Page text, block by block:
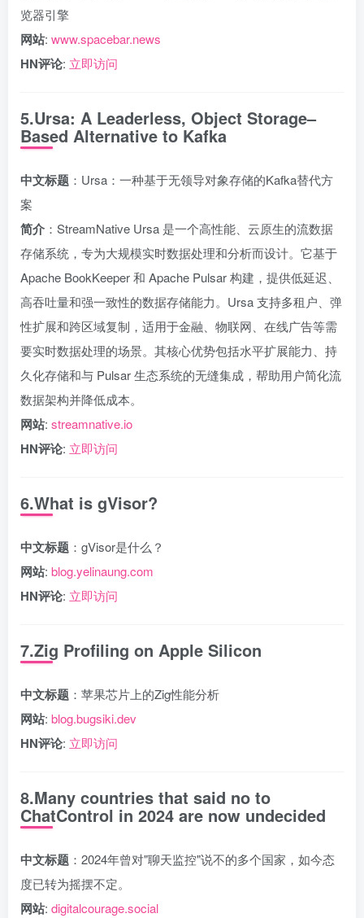
览器引擎
网站: www.spacebar.news
HN评论: 立即访问
5.Ursa: A Leaderless, Object Storage–
Based Alternative to Kafka
中文标题 ：Ursa：一种基于无领导对象存储的Kafka替代方
案
简介 ：StreamNative Ursa 是一个高性能、云原生的流数据
存储系统，专为大规模实时数据处理和分析而设计。它基于
Apache BookKeeper 和 Apache Pulsar 构建，提供低延迟、
高吞吐量和强一致性的数据存储能力。Ursa 支持多租户、弹
性扩展和跨区域复制，适用于金融、物联网、在线广告等需
要实时数据处理的场景。其核心优势包括水平扩展能力、持
久化存储和与 Pulsar 生态系统的无缝集成，帮助用户简化流
数据架构并降低成本。
网站: streamnative.io
HN评论: 立即访问
6.What is gVisor?
中文标题 ：gVisor是什么？
网站: blog.yelinaung.com
HN评论: 立即访问
7.Zig Profiling on Apple Silicon
中文标题 ：苹果芯片上的Zig性能分析
网站: blog.bugsiki.dev
HN评论: 立即访问
8.Many countries that said no to
ChatControl in 2024 are now undecided
中文标题 ：2024年曾对"聊天监控"说不的多个国家，如今态
度已转为摇摆不定。
网站: digitalcourage.social